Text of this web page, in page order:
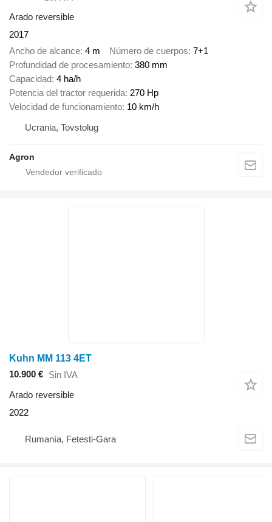
Arado reversible
2017
Ancho de alcance 4 m Número de cuerpos 7+1
Profundidad de procesamiento 380 mm
Capacidad 4 ha/h
Potencia del tractor requerida 270 Hp
Velocidad de funcionamiento 10 km/h
Ucrania, Tovstolug
Agron
Kuhn MM 113 4ET
10.900 € Sin IVA
Arado reversible
2022
Rumanía, Fetesti-Gara